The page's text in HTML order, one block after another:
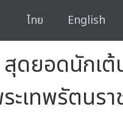
ไทย English
ดยอดนักเต้
ะเทพรัตน